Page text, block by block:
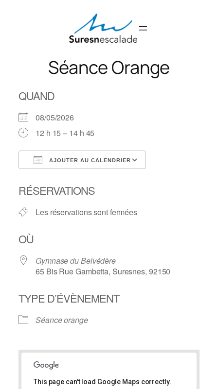
Séance Orange
QUAND
08/05/2026
12 h 15 – 14 h 45
AJOUTER AU CALENDRIER
RÉSERVATIONS
Les réservations sont fermées
OÙ
Gymnase du Belvédère
65 Bis Rue Gambetta, Suresnes, 92150
TYPE D’ÉVÈNEMENT
Séance orange
This page can't load Google Maps correctly.